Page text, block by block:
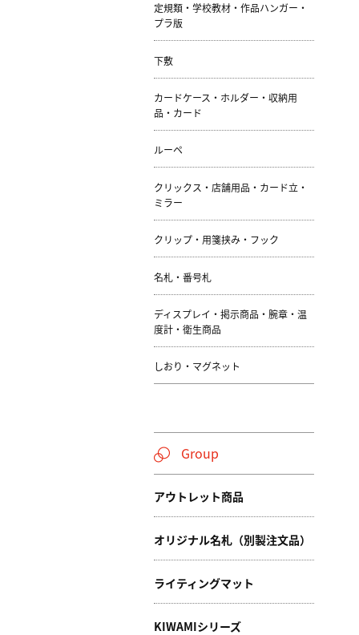
定規類・学校教材・作品ハンガー・
プラ版
下敷
カードケース・ホルダー・収納用
品・カード
ルーペ
クリックス・店舗用品・カード立・
ミラー
クリップ・用箋挟み・フック
名札・番号札
ディスプレイ・掲示商品・腕章・温
度計・衛生商品
しおり・マグネット
Group
アウトレット商品
オリジナル名札（別製注文品）
ライティングマット
KIWAMIシリーズ